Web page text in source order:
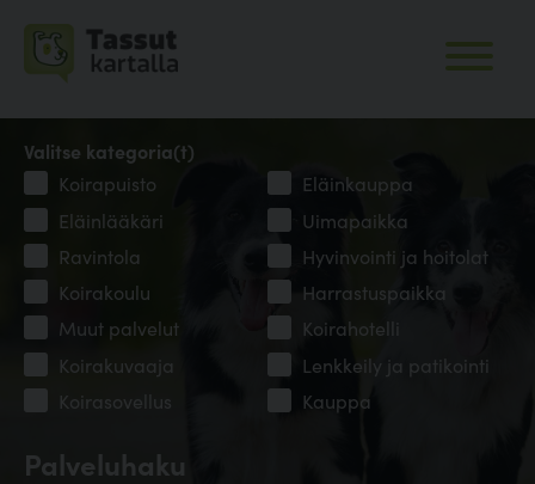
Palveluhaku
Valitse kategoria(t)
Koirapuisto
Eläinkauppa
Eläinlääkäri
Uimapaikka
Ravintola
Hyvinvointi ja hoitolat
Koirakoulu
Harrastuspaikka
Muut palvelut
Koirahotelli
Koirakuvaaja
Lenkkeily ja patikointi
Koirasovellus
Kauppa